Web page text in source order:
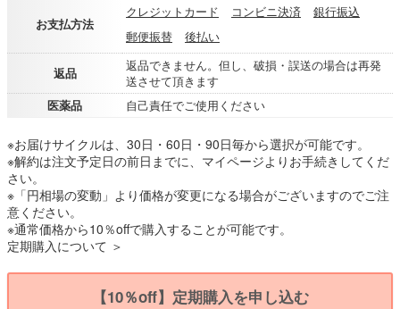
お支払方法
クレジットカード コンビニ決済
銀行振込
郵便振替
後払い
返品
返品できません。但し、破損・誤送の場合は再発
送させて頂きます
医薬品
自己責任でご使用ください
※お届けサイクルは、30日・60日・90日毎から選択が可能です。
※解約は注文予定日の前日までに、マイページよりお手続きしてくだ
さい。
※「円相場の変動」より価格が変更になる場合がございますのでご注
意ください。
※通常価格から10％offで購入することが可能です。
定期購入について ＞
【10％off】定期購入を申し込む